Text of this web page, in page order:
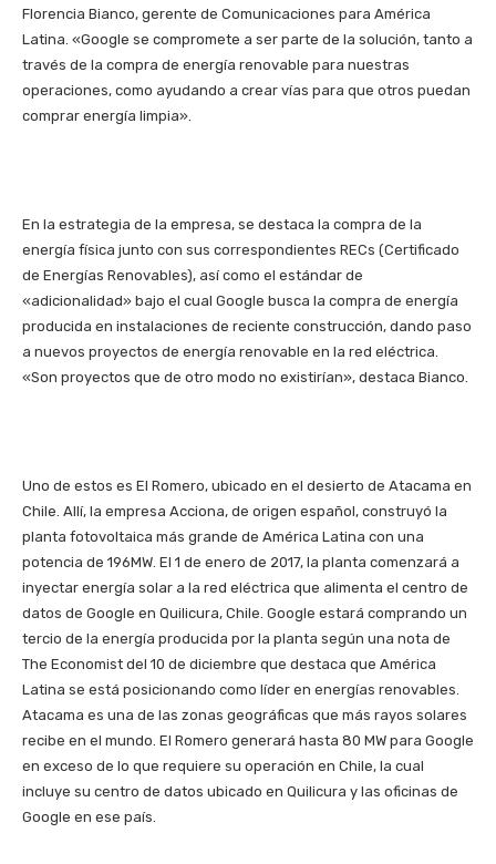
Florencia Bianco, gerente de Comunicaciones para América
Latina. «Google se compromete a ser parte de la solución, tanto a
través de la compra de energía renovable para nuestras
operaciones, como ayudando a crear vías para que otros puedan
comprar energía limpia».
En la estrategia de la empresa, se destaca la compra de la
energía física junto con sus correspondientes RECs (Certificado
de Energías Renovables), así como el estándar de
«adicionalidad» bajo el cual Google busca la compra de energía
producida en instalaciones de reciente construcción, dando paso
a nuevos proyectos de energía renovable en la red eléctrica.
«Son proyectos que de otro modo no existirían», destaca Bianco.
Uno de estos es El Romero, ubicado en el desierto de Atacama en
Chile. Allí, la empresa Acciona, de origen español, construyó la
planta fotovoltaica más grande de América Latina con una
potencia de 196MW. El 1 de enero de 2017, la planta comenzará a
inyectar energía solar a la red eléctrica que alimenta el centro de
datos de Google en Quilicura, Chile. Google estará comprando un
tercio de la energía producida por la planta según una nota de
The Economist del 10 de diciembre que destaca que América
Latina se está posicionando como líder en energías renovables.
Atacama es una de las zonas geográficas que más rayos solares
recibe en el mundo. El Romero generará hasta 80 MW para Google
en exceso de lo que requiere su operación en Chile, la cual
incluye su centro de datos ubicado en Quilicura y las oficinas de
Google en ese país.